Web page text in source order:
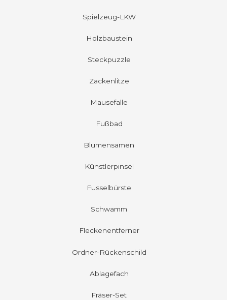
Spielzeug-LKW
Holzbaustein
Steckpuzzle
Zackenlitze
Mausefalle
Fußbad
Blumensamen
Künstlerpinsel
Fusselbürste
Schwamm
Fleckenentferner
Ordner-Rückenschild
Ablagefach
Fräser-Set